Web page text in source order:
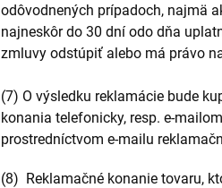
odôvodnených prípadoch, najmä
najneskôr do 30 dní odo dňa
zmluvy odstúpiť alebo má právo
(7) O výsledku reklamácie bude
konania telefonicky, resp. e-
prostredníctvom e-mailu
(8) Reklamačné konanie tovaru,